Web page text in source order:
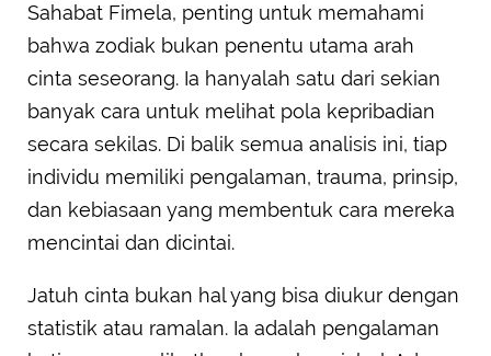
Sahabat Fimela, penting untuk memahami
bahwa zodiak bukan penentu utama arah
cinta seseorang. Ia hanyalah satu dari sekian
banyak cara untuk melihat pola kepribadian
secara sekilas. Di balik semua analisis ini, tiap
individu memiliki pengalaman, trauma, prinsip,
dan kebiasaan yang membentuk cara mereka
mencintai dan dicintai.
Jatuh cinta bukan hal yang bisa diukur dengan
statistik atau ramalan. Ia adalah pengalaman